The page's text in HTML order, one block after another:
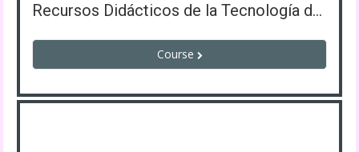
Recursos Didácticos de la Tecnología de la Información y Comunicación
Course